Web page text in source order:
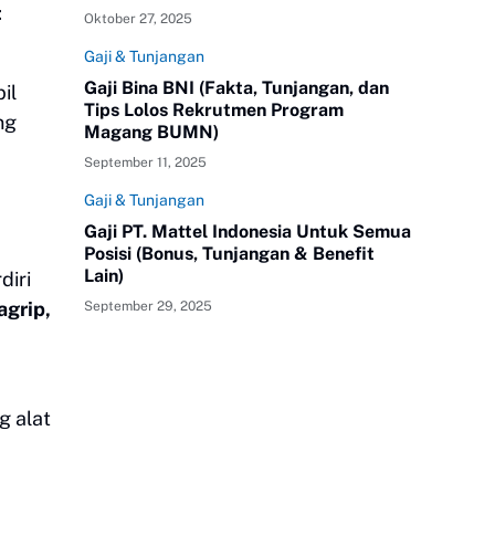
alat
Oktober 27, 2025
Gaji & Tunjangan
Gaji Bina BNI (Fakta, Tunjangan, dan
Tips Lolos Rekrutmen Program
Magang BUMN)
September 11, 2025
Gaji & Tunjangan
Gaji PT. Mattel Indonesia Untuk Semua
Posisi (Bonus, Tunjangan & Benefit
Lain)
September 29, 2025